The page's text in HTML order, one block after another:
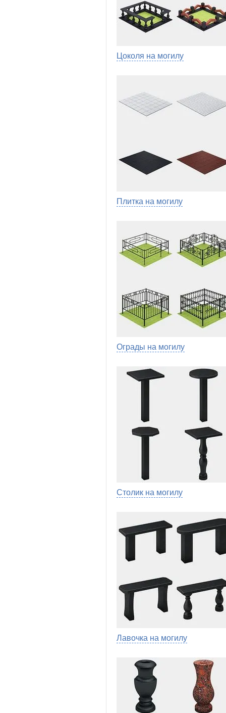
Цоколя на могилу
Плитка на могилу
Ограды на могилу
Столик на могилу
Лавочка на могилу